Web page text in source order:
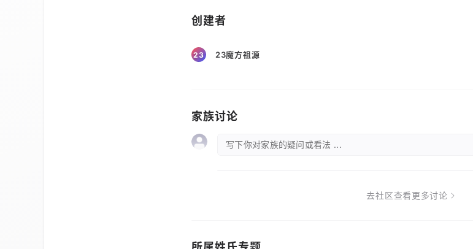
创建者
23 23魔方祖源
家族讨论
写下你对家族的疑问或看法 ...
去社区查看更多讨论